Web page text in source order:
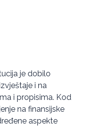
je dobilo
i na
i propisima. Kod
na finansijske
aspekte